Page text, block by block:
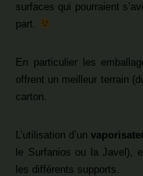
surfaces qui pourraient
part.
En particulier les
offrent un meilleur terrain
carton.
L’utilisation d’un
le Surfanios ou la Javel),
les différents supports.